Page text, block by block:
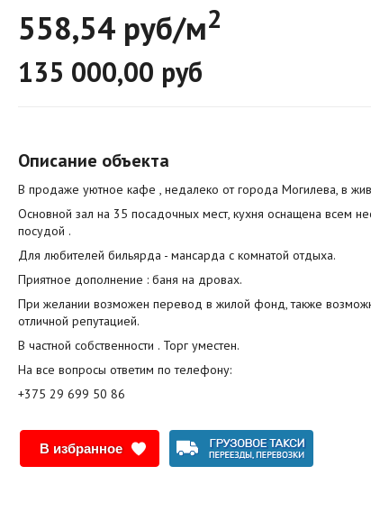
558,54 руб/м2
135 000,00 руб
Описание объекта
В продаже уютное кафе , недалеко от города Могилева, в
Основной зал на 35 посадочных мест, кухня оснащена всем
посудой .
Для любителей бильярда - мансарда с комнатой отдыха.
Приятное дополнение : баня на дровах.
При желании возможен перевод в жилой фонд, также
отличной репутацией.
В частной собственности . Торг уместен.
На все вопросы ответим по телефону:
+375 29 699 50 86
В избранное